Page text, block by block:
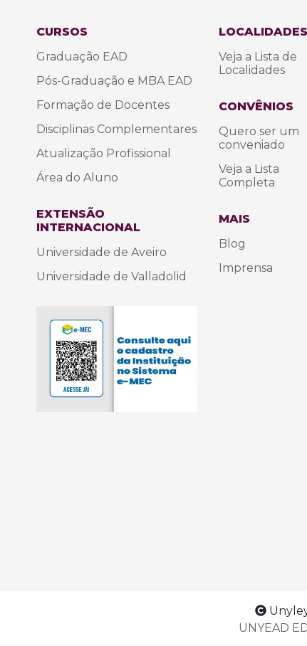
CURSOS
Graduação EAD
Pós-Graduação e MBA EAD
Formação de Docentes
Disciplinas Complementares
Atualização Profissional
Área do Aluno
EXTENSÃO
INTERNACIONAL
Universidade de Aveiro
Universidade de Valladolid
LOCALIDADES
Veja a Lista de
Localidades
CONVÊNIOS
Quero ser um
conveniado
Veja a Lista
Completa
MAIS
Blog
Imprensa
UNYEAD